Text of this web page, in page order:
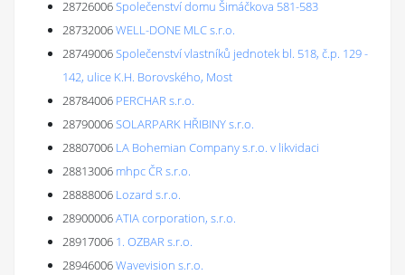
28726006Společenství domu Šimáčkova 581-583
28732006WELL-DONE MLC s.r.o.
28749006Společenství vlastníků jednotek bl. 518, č.p. 129 -
142, ulice K.H. Borovského, Most
28784006 PERCHAR s.r.o.
28790006SOLARPARK HŘIBINY s.r.o.
28807006 LA Bohemian Company s.r.o. v likvidaci
28813006 mhpc ČR s.r.o.
28888006 Lozard s.r.o.
28900006ATIA corporation, s.r.o.
28917006 1. OZBAR s.r.o.
28946006Wavevision s.r.o.